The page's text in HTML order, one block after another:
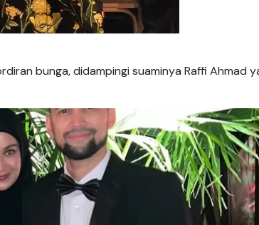
bunga, didampingi suaminya Raffi Ahmad